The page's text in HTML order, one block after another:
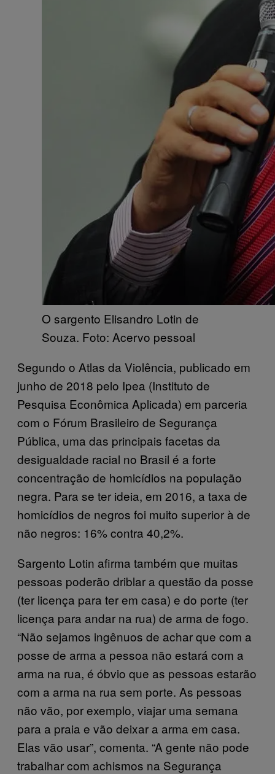
O sargento Elisandro Lotin de
Souza. Foto: Acervo pessoal
Segundo o Atlas da Violência, publicado em
junho de 2018 pelo Ipea (Instituto de
Pesquisa Econômica Aplicada) em parceria
com o Fórum Brasileiro de Segurança
Pública, uma das principais facetas da
desigualdade racial no Brasil é a forte
concentração de homicídios na população
negra. Para se ter ideia, em 2016, a taxa de
homicídios de negros foi muito superior à de
não negros: 16% contra 40,2%.
Sargento Lotin afirma também que muitas
pessoas poderão driblar a questão da posse
(ter licença para ter em casa) e do porte (ter
licença para andar na rua) de arma de fogo.
“Não sejamos ingênuos de achar que com a
posse de arma a pessoa não estará com a
arma na rua, é óbvio que as pessoas estarão
com a arma na rua sem porte. As pessoas
não vão, por exemplo, viajar uma semana
para a praia e vão deixar a arma em casa.
Elas vão usar”, comenta. “A gente não pode
trabalhar com achismos na Segurança